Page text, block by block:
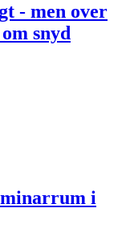
- men over
snyd
i